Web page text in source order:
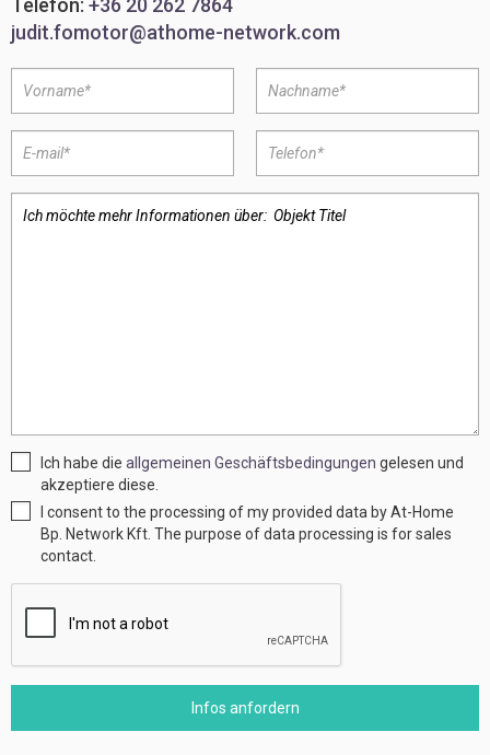
Telefon: +36 20 262 7864
judit.fomotor@athome-network.com
Ich habe dieallgemeinen Geschäftsbedingungen gelesen und
akzeptiere diese.
I consent to the processing of my provided data by At-Home
Bp. Network Kft. The purpose of data processing is for sales
contact.
Infos anfordern